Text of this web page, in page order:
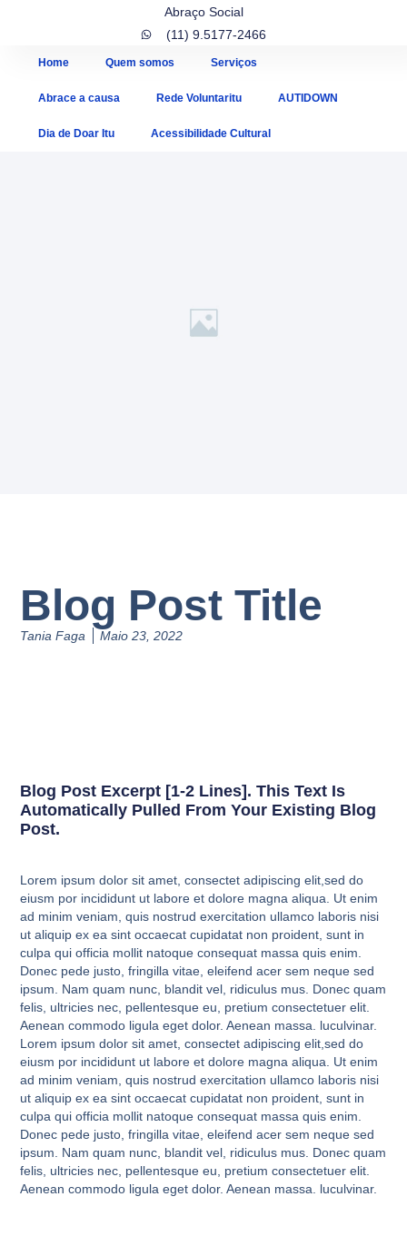
Abraço Social
(11) 9.5177-2466
Home Quem somos Serviços
Abrace a causa Rede Voluntaritu AUTIDOWN
Dia de Doar Itu Acessibilidade Cultural
Blog Post Title
Tania Faga Maio 23, 2022
Blog Post Excerpt [1-2 Lines]. This Text Is
Automatically Pulled From Your Existing Blog
Post.
Lorem ipsum dolor sit amet, consectet adipiscing elit,sed do
eiusm por incididunt ut labore et dolore magna aliqua. Ut enim
ad minim veniam, quis nostrud exercitation ullamco laboris nisi
ut aliquip ex ea sint occaecat cupidatat non proident, sunt in
culpa qui officia mollit natoque consequat massa quis enim.
Donec pede justo, fringilla vitae, eleifend acer sem neque sed
ipsum. Nam quam nunc, blandit vel, ridiculus mus. Donec quam
felis, ultricies nec, pellentesque eu, pretium consectetuer elit.
Aenean commodo ligula eget dolor. Aenean massa. luculvinar.
Lorem ipsum dolor sit amet, consectet adipiscing elit,sed do
eiusm por incididunt ut labore et dolore magna aliqua. Ut enim
ad minim veniam, quis nostrud exercitation ullamco laboris nisi
ut aliquip ex ea sint occaecat cupidatat non proident, sunt in
culpa qui officia mollit natoque consequat massa quis enim.
Donec pede justo, fringilla vitae, eleifend acer sem neque sed
ipsum. Nam quam nunc, blandit vel, ridiculus mus. Donec quam
felis, ultricies nec, pellentesque eu, pretium consectetuer elit.
Aenean commodo ligula eget dolor. Aenean massa. luculvinar.